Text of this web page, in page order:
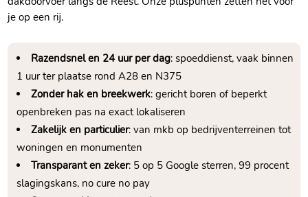
je op een rij.​
Razendsnel en 24 uur per dag: spoeddienst, vaak binnen
1 uur ter plaatse rond A28 en N375
Zonder hak en breekwerk: gericht boren of beperkt
openbreken pas na exact lokaliseren
Zakelijk en particulier: van mkb op bedrijventerreinen tot
woningen en monumenten
Transparant en zeker: 5 op 5 Google sterren, 99 procent
slagingskans, no cure no pay